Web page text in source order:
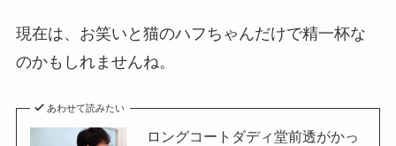
現在は、お笑いと猫のハフちゃんだけで精一杯な
のかもしれませんね。
あわせて読みたい
ロングコートダディ堂前透がかっ